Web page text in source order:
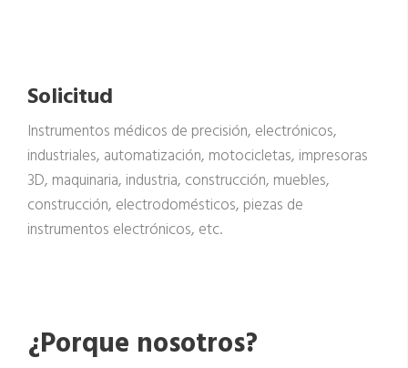
Solicitud
Instrumentos médicos de precisión, electrónicos,
industriales, automatización, motocicletas, impresoras
3D, maquinaria, industria, construcción, muebles,
construcción, electrodomésticos, piezas de
instrumentos electrónicos, etc.
¿Porque nosotros?